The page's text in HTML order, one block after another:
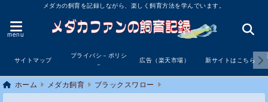
メダカの飼育を記録しながら、楽しく飼育方法を学んでいます。
menu
サイトマップ
プライバシ－ポリシ
－
広告（楽天市場） 新サイトはこちら
ホーム メダカ飼育 ブラックスワロー